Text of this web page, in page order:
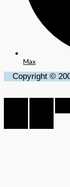
Max
Copyright ©